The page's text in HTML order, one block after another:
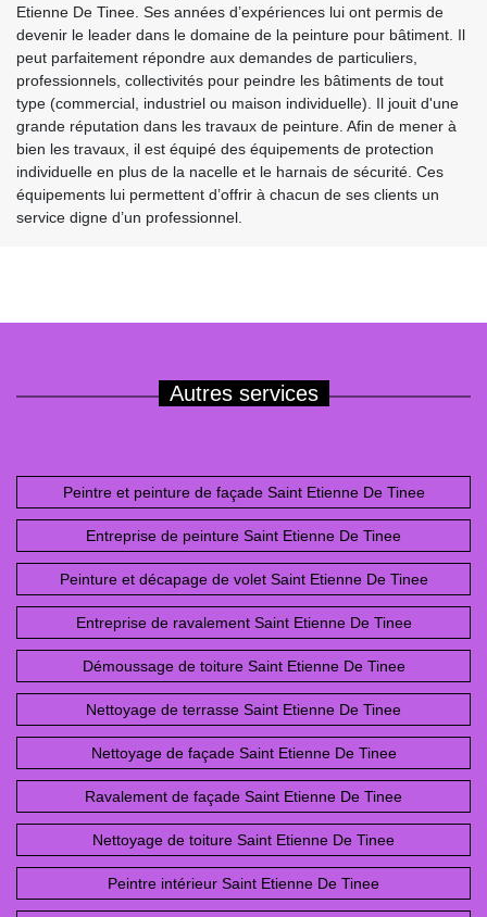
Etienne De Tinee. Ses années d’expériences lui ont permis de
devenir le leader dans le domaine de la peinture pour bâtiment. Il
peut parfaitement répondre aux demandes de particuliers,
professionnels, collectivités pour peindre les bâtiments de tout
type (commercial, industriel ou maison individuelle). Il jouit d'une
grande réputation dans les travaux de peinture. Afin de mener à
bien les travaux, il est équipé des équipements de protection
individuelle en plus de la nacelle et le harnais de sécurité. Ces
équipements lui permettent d’offrir à chacun de ses clients un
service digne d’un professionnel.
Autres services
Peintre et peinture de façade Saint Etienne De Tinee
Entreprise de peinture Saint Etienne De Tinee
Peinture et décapage de volet Saint Etienne De Tinee
Entreprise de ravalement Saint Etienne De Tinee
Démoussage de toiture Saint Etienne De Tinee
Nettoyage de terrasse Saint Etienne De Tinee
Nettoyage de façade Saint Etienne De Tinee
Ravalement de façade Saint Etienne De Tinee
Nettoyage de toiture Saint Etienne De Tinee
Peintre intérieur Saint Etienne De Tinee